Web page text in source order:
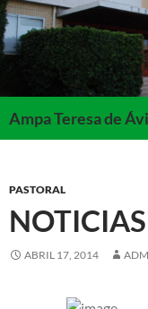
Saltar
al
contenido
Ampa Teresa de
PASTORAL
ABRIL 17, 2014